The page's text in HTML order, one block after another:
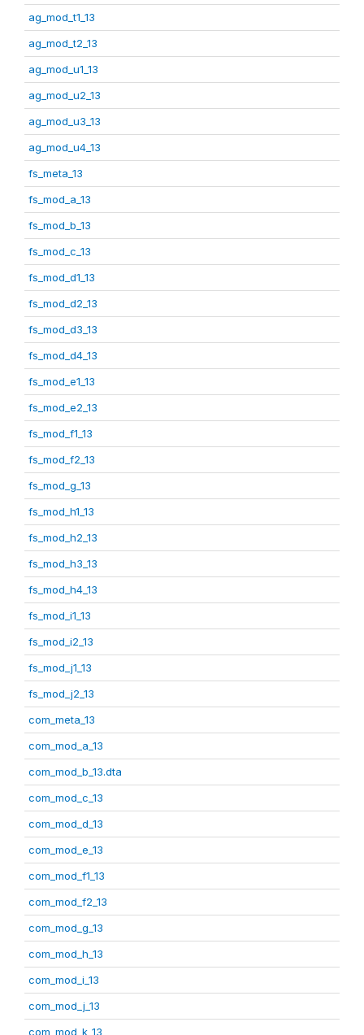
ag_mod_t1_13
ag_mod_t2_13
ag_mod_u1_13
ag_mod_u2_13
ag_mod_u3_13
ag_mod_u4_13
fs_meta_13
fs_mod_a_13
fs_mod_b_13
fs_mod_c_13
fs_mod_d1_13
fs_mod_d2_13
fs_mod_d3_13
fs_mod_d4_13
fs_mod_e1_13
fs_mod_e2_13
fs_mod_f1_13
fs_mod_f2_13
fs_mod_g_13
fs_mod_h1_13
fs_mod_h2_13
fs_mod_h3_13
fs_mod_h4_13
fs_mod_i1_13
fs_mod_i2_13
fs_mod_j1_13
fs_mod_j2_13
com_meta_13
com_mod_a_13
com_mod_b_13.dta
com_mod_c_13
com_mod_d_13
com_mod_e_13
com_mod_f1_13
com_mod_f2_13
com_mod_g_13
com_mod_h_13
com_mod_i_13
com_mod_j_13
com_mod_k_13